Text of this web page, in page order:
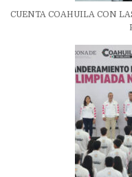
CUENTA COAHUILA CON